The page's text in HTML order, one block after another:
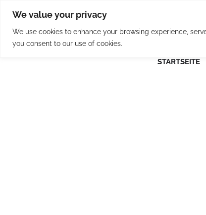
We value your privacy
We use cookies to enhance your browsing experience,
you consent to our use of cookies.
content
STARTSEITE